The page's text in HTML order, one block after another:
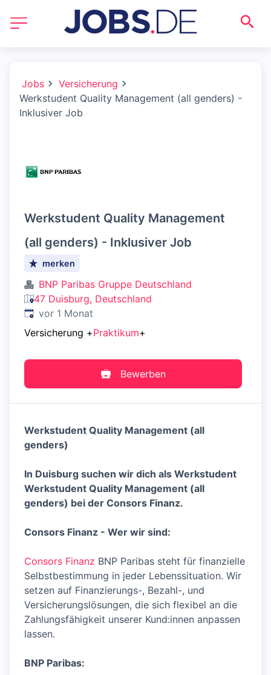
Jobs
Versicherung
Werkstudent Quality Management (all genders) -
Inklusiver Job
Werkstudent Quality Management
(all genders) - Inklusiver Job
merken
BNP Paribas Gruppe Deutschland
47 Duisburg, Deutschland
Veröffentlicht:
vor 1 Monat
Versicherung +Praktikum+
Bewerben
Werkstudent Quality Management (all
genders)
In Duisburg suchen wir dich als Werkstudent
Werkstudent Quality Management (all
genders) bei der Consors Finanz.
Consors Finanz - Wer wir sind:
Consors Finanz BNP Paribas steht für finanzielle
Selbstbestimmung in jeder Lebenssituation. Wir
setzen auf Finanzierungs-, Bezahl-, und
Versicherungslösungen, die sich flexibel an die
Zahlungsfähigkeit unserer Kund:innen anpassen
lassen.
BNP Paribas: